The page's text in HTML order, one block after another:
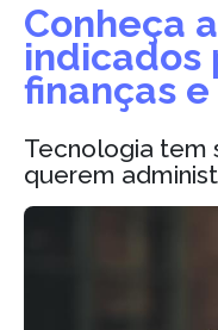
Conheça
indicados
finanças
Tecnologia tem
querem